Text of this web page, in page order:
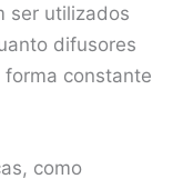
ser utilizados
difusores
constante
como